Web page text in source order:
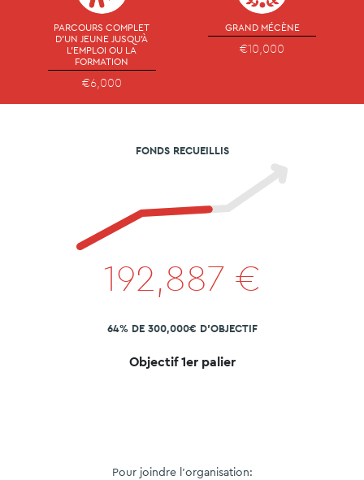
PARCOURS COMPLET
D'UN JEUNE JUSQU'À
L'EMPLOI OU LA
FORMATION
€6,000
GRAND MÉCÈNE
€10,000
FONDS RECUEILLIS
192,887 €
64% DE 300,000€ D'OBJECTIF
Objectif 1er palier
Pour joindre l'organisation: